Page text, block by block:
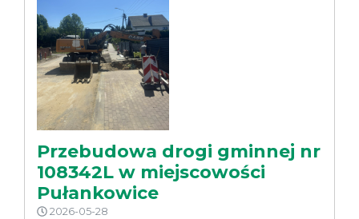
Przebudowa drogi gminnej nr
108342L w miejscowości
Pułankowice
2026-05-28